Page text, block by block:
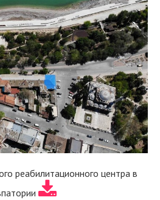
реабилитационного центра в